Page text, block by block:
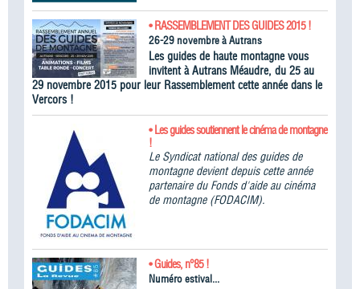
• RASSEMBLEMENT DES GUIDES 2015 !
26-29 novembre à Autrans
Les guides de haute montagne vous
invitent à Autrans Méaudre, du 25 au
29 novembre 2015 pour leur Rassemblement cette année dans le
Vercors !
• Les guides soutiennent le cinéma de montagne
!
Le Syndicat national des guides de
montagne devient depuis cette année
partenaire du Fonds d'aide au cinéma
de montagne (FODACIM).
• Guides, n°85 !
Numéro estival...